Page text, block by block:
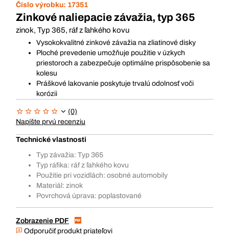
Číslo výrobku: 17351
Zinkové naliepacie závažia, typ 365
zinok, Typ 365, ráf z ľahkého kovu
Vysokokvalitné zinkové závažia na zliatinové disky
Ploché prevedenie umožňuje použitie v úzkych
priestoroch a zabezpečuje optimálne prispôsobenie sa
kolesu
Práškové lakovanie poskytuje trvalú odolnosť voči
korózii
(0)
Napíšte prvú recenziu
Technické vlastnosti
Typ závažia: Typ 365
Typ ráfika: ráf z ľahkého kovu
Použitie pri vozidlách: osobné automobily
Materiál: zinok
Povrchová úprava: poplastované
Zobrazenie PDF
Odporučiť produkt priateľovi